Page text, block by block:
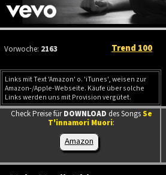
Vorwoche: 2163 Trend 100
Links mit Text 'Amazon' o. 'iTunes', weisen zur
Amazon-/Apple-Webseite. Käufe über solche
Links werden uns mit Provision vergütet.
Check Preise fürDOWNLOAD des Songs Se
T'innamori Muori:
Amazon